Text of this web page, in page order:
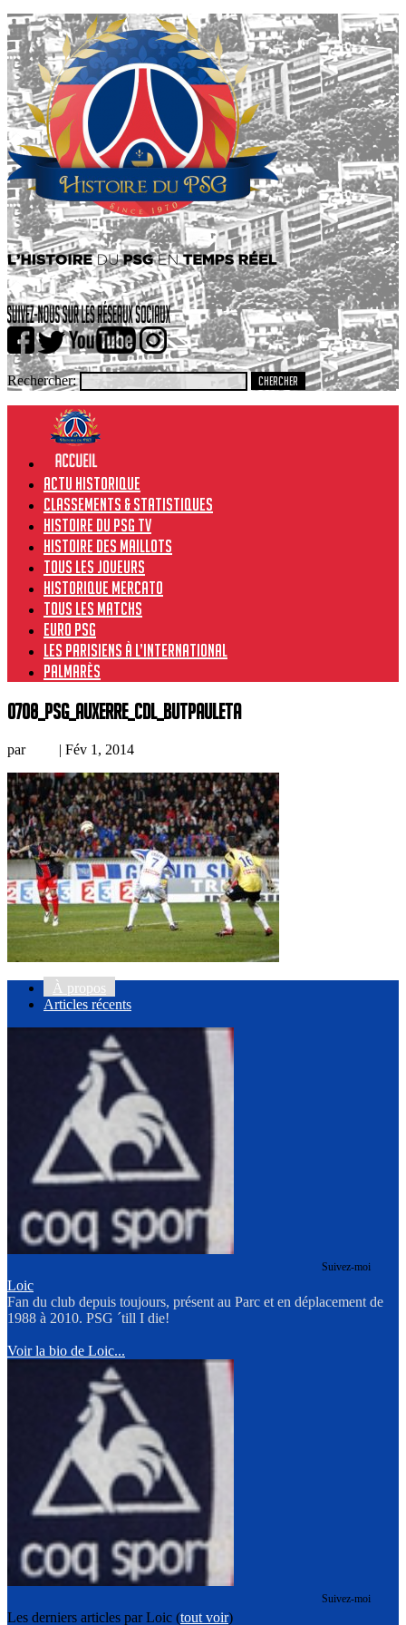
Rechercher:
Actu historique
Classements & Statistiques
Histoire du PSG TV
Histoire des maillots
Tous les joueurs
Historique Mercato
Tous les matchs
Euro PSG
Les Parisiens à l’international
Palmarès
0708_PSG_Auxerre_CdL_butPauleta
par | Fév 1, 2014
À propos
Articles récents
Suivez-moi
Loic
Fan du club depuis toujours, présent au Parc et en déplacement de
1988 à 2010. PSG ´till I die!
Voir la bio de Loic...
Suivez-moi
Les derniers articles par Loic (tout voir)